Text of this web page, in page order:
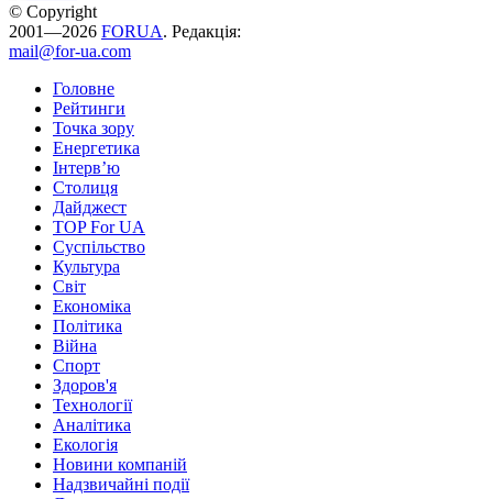
© Copyright
2001—2026 FORUA. Редакція:
mail@for-ua.com
Головне
Рейтинги
Точка зору
Енергетика
Інтерв’ю
Столиця
Дайджест
TOP For UA
Суспiльство
Культура
Світ
Економіка
Політика
Війна
Спорт
Здоров'я
Технології
Аналітика
Екологія
Новини компаній
Надзвичайні події